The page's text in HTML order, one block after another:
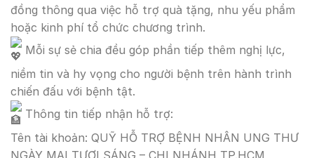
đồng thông qua việc hỗ trợ quà tặng, nhu yếu phẩm
hoặc kinh phí tổ chức chương trình.
Mỗi sự sẻ chia đều góp phần tiếp thêm nghị lực,
niềm tin và hy vọng cho người bệnh trên hành trình
chiến đấu với bệnh tật.
Thông tin tiếp nhận hỗ trợ:
Tên tài khoản: QUỸ HỖ TRỢ BỆNH NHÂN UNG THƯ
NGÀY MAI TƯƠI SÁNG – CHI NHÁNH TP.HCM